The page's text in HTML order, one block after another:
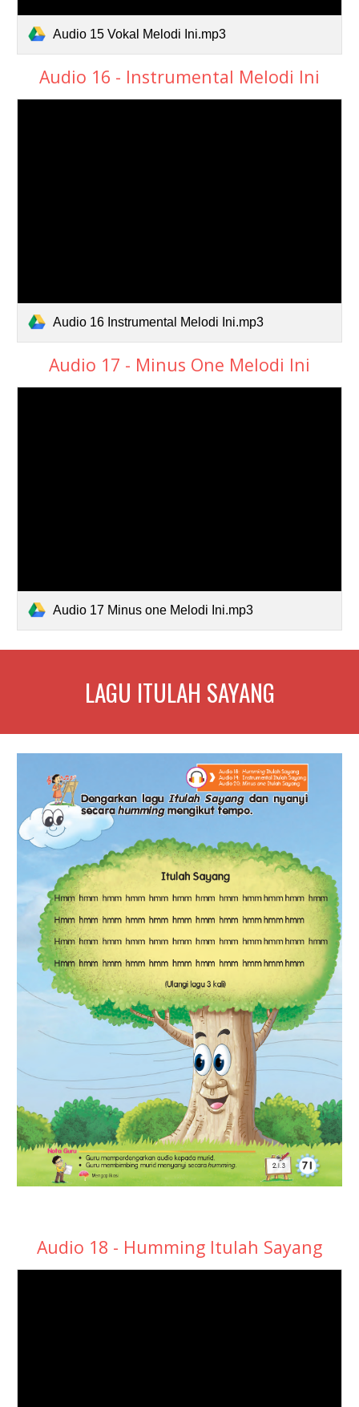
Audio 15 Vokal Melodi Ini.mp3
Audio 16 - Instrumental Melodi Ini
Audio 16 Instrumental Melodi Ini.mp3
Audio 17 - Minus One Melodi Ini
Audio 17 Minus one Melodi Ini.mp3
LAGU ITULAH SAYANG
Audio 18 - Humming Itulah Sayang